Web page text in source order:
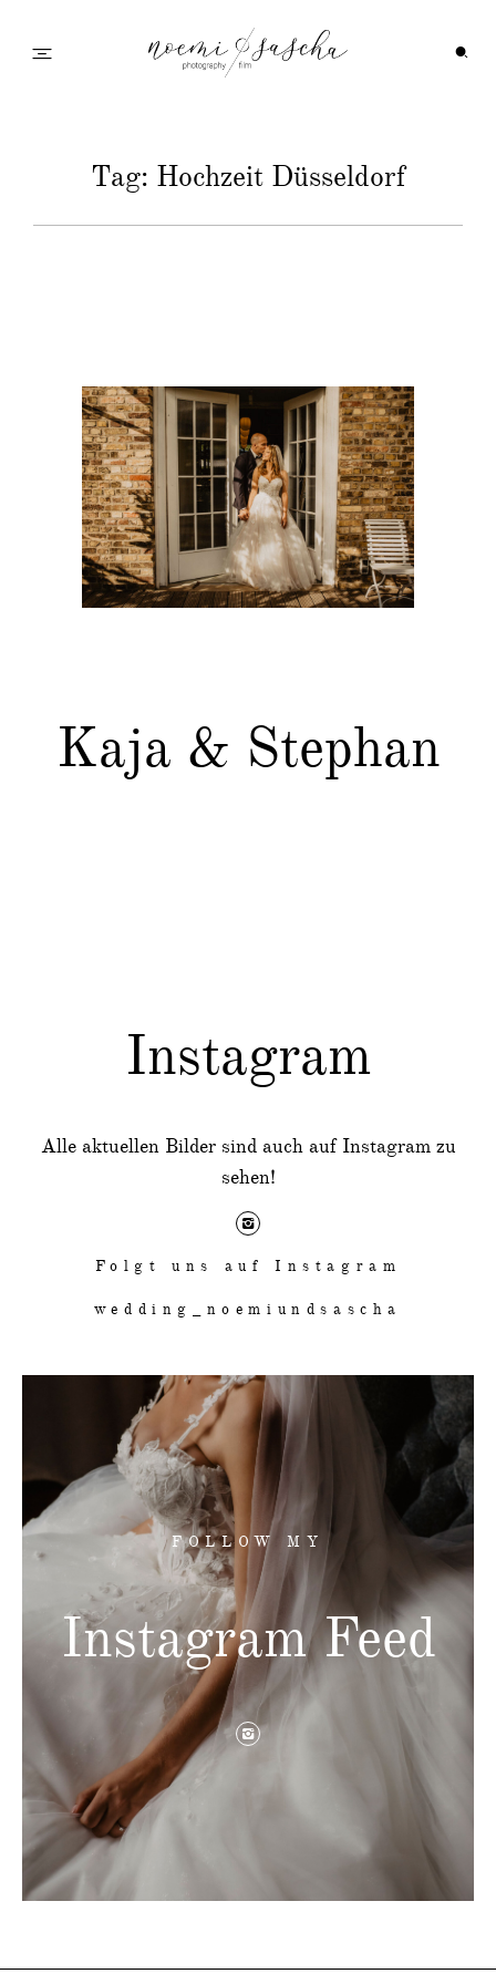
Galerie
Wedding Family
Kontakt
Tag: Hochzeit Düsseldorf
Kaja & Stephan
FOLLOW MY
Instagram Feed
Instagram
Alle aktuellen Bilder sind auch auf Instagram zu
sehen!
Folgt uns auf Instagram
wedding_noemiundsascha